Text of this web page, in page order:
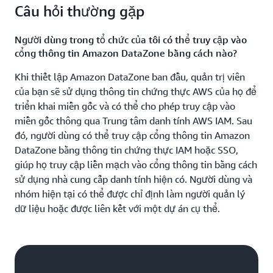
tập trung, qua đó các đội ngũ kinh doanh có thể làm
việc linh hoạt và không phụ thuộc vào các đội ngũ
CNTT, đồng thời giúp đảm bảo giữ vững và tuân thủ
các chính sách quản trị dữ liệu.
Với khả năng hiển thị dữ liệu được tăng cường như
muốn làm việc với dữ liệu.
S3), nhiều cơ sở dữ liệu
Amazon Relational Database Service (Amazon
RDS) và các nguồn dữ liệu khác bằng cách sử dụng
hơn 70 trình thu thập dữ liệu AWS Glue. Với việc
tích hợp AWS Glue với hơn 100 trình kết nối
Amazon AppFlow
, giờ đây bạn có thể lập danh mục nhiều nguồn dữ
liệu hơn để hiển thị và khả dụng dữ liệu trên toàn tổ
chức, loại bỏ dữ liệu ẩn và ẩn.
Câu hỏi thường gặp
Người dùng trong tổ chức của tôi có thể truy cập vào
cổng thông tin Amazon DataZone bằng cách nào?
Khi thiết lập Amazon DataZone ban đầu, quản trị viên
của bạn sẽ sử dụng thông tin chứng thực AWS của họ để
triển khai miền gốc và có thể cho phép truy cập vào
miền gốc thông qua Trung tâm danh tính AWS IAM. Sau
đó, người dùng có thể truy cập cổng thông tin Amazon
DataZone bằng thông tin chứng thực IAM hoặc SSO,
giúp họ truy cập liền mạch vào cổng thông tin bằng cách
sử dụng nhà cung cấp danh tính hiện có. Người dùng và
nhóm hiện tại có thể được chỉ định làm người quản lý
dữ liệu hoặc được liên kết với một dự án cụ thể.